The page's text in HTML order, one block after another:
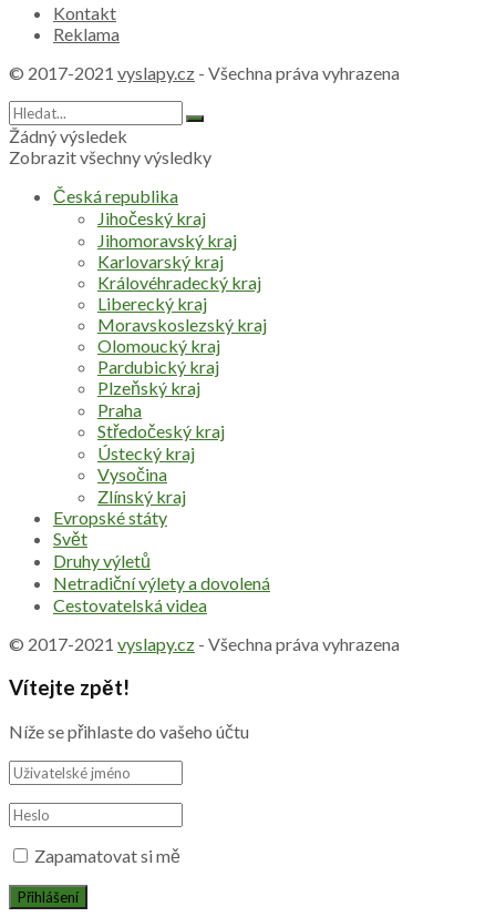
Kontakt
Reklama
© 2017-2021 vyslapy.cz - Všechna práva vyhrazena
Žádný výsledek
Zobrazit všechny výsledky
Česká republika
Jihočeský kraj
Jihomoravský kraj
Karlovarský kraj
Královéhradecký kraj
Liberecký kraj
Moravskoslezský kraj
Olomoucký kraj
Pardubický kraj
Plzeňský kraj
Praha
Středočeský kraj
Ústecký kraj
Vysočina
Zlínský kraj
Evropské státy
Svět
Druhy výletů
Netradiční výlety a dovolená
Cestovatelská videa
© 2017-2021 vyslapy.cz - Všechna práva vyhrazena
Vítejte zpět!
Níže se přihlaste do vašeho účtu
Zapamatovat si mě